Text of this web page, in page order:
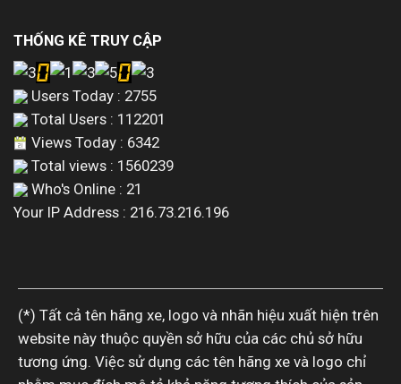
THỐNG KÊ TRUY CẬP
Users Today : 2755
Total Users : 112201
Views Today : 6342
Total views : 1560239
Who's Online : 21
Your IP Address : 216.73.216.196
(*) Tất cả tên hãng xe, logo và nhãn hiệu xuất hiện trên
website này thuộc quyền sở hữu của các chủ sở hữu
tương ứng. Việc sử dụng các tên hãng xe và logo chỉ